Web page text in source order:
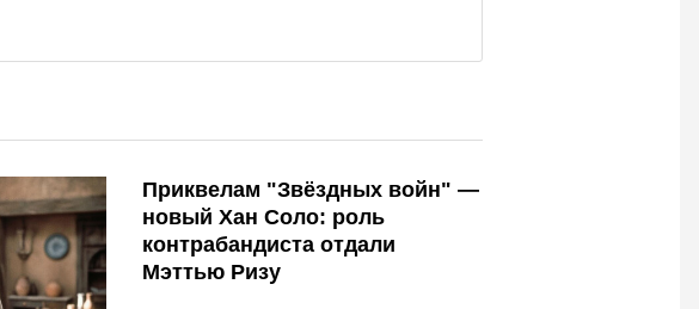
Приквелам "Звёздных войн" —
новый Хан Соло: роль
контрабандиста отдали
Мэттью Ризу